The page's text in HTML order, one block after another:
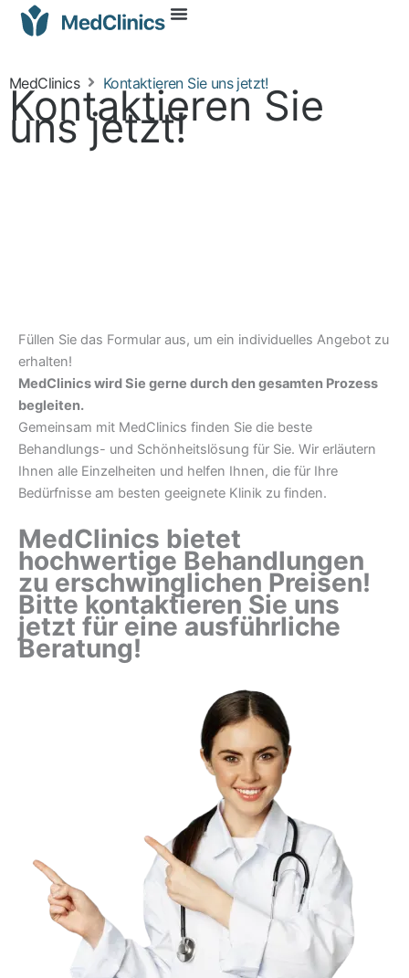
Kontaktieren Sie
uns jetzt!
MedClinics Kontaktieren Sie uns jetzt!
Füllen Sie das Formular aus, um ein individuelles Angebot zu
erhalten!
MedClinics wird Sie gerne durch den gesamten Prozess
begleiten.
Gemeinsam mit MedClinics finden Sie die beste
Behandlungs- und Schönheitslösung für Sie. Wir erläutern
Ihnen alle Einzelheiten und helfen Ihnen, die für Ihre
Bedürfnisse am besten geeignete Klinik zu finden.
MedClinics bietet
hochwertige Behandlungen
zu erschwinglichen Preisen!
Bitte kontaktieren Sie uns
jetzt für eine ausführliche
Beratung!